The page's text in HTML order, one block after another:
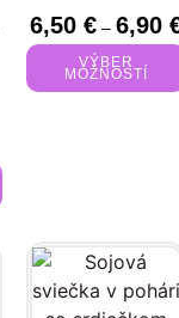
6,50 € – 6,90
VÝBER
MOŽNOSTÍ